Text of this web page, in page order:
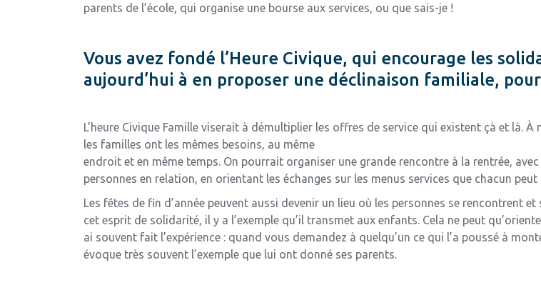
parents de l’école, qui organise une bourse aux services, ou que sais-je !
Vous avez fondé l’Heure Civique, qui encourage les
aujourd’hui à en proposer une déclinaison familiale,
L’heure Civique Famille viserait à démultiplier les offres de service qui existent çà et là.
les familles ont les mêmes besoins, au même
endroit et en même temps. On pourrait organiser une grande rencontre à la rentrée,
personnes en relation, en orientant les échanges sur les menus services que chacun peut
Les fêtes de fin d’année peuvent aussi devenir un lieu où les personnes se rencontrent
cet esprit de solidarité, il y a l’exemple qu’il transmet aux enfants. Cela ne peut
ai souvent fait l’expérience : quand vous demandez à quelqu’un ce qui l’a poussé à
évoque très souvent l’exemple que lui ont donné ses parents.